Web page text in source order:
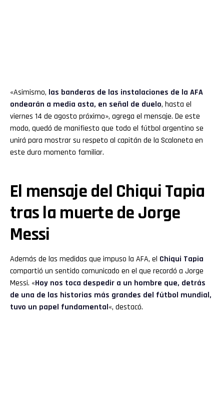
«Asimismo, las banderas de las instalaciones de la AFA
ondearán a media asta, en señal de duelo, hasta el
viernes 14 de agosto próximo», agrega el mensaje. De este
modo, quedó de manifiesto que todo el fútbol argentino se
unirá para mostrar su respeto al capitán de la Scaloneta en
este duro momento familiar.
El mensaje del Chiqui Tapia
tras la muerte de Jorge
Messi
Además de las medidas que impuso la AFA, el Chiqui Tapia
compartió un sentido comunicado en el que recordó a Jorge
Messi. «Hoy nos toca despedir a un hombre que, detrás
de una de las historias más grandes del fútbol mundial,
tuvo un papel fundamental«, destacó.